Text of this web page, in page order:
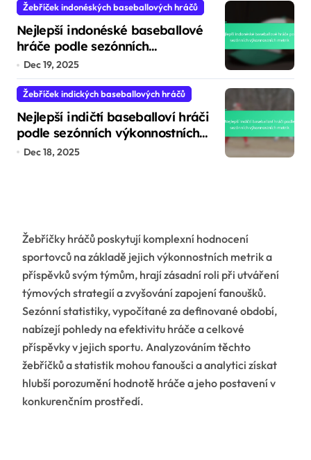
Žebříček indonéských baseballových hráčů
Nejlepší indonéské baseballové
hráče podle sezónních
výkonnostních metrik
Dec 19, 2025
Žebříček indických baseballových hráčů
Nejlepší indičtí baseballoví hráči
podle sezónních výkonnostních
metrik
Dec 18, 2025
Žebříčky hráčů poskytují komplexní hodnocení
sportovců na základě jejich výkonnostních metrik a
příspěvků svým týmům, hrají zásadní roli při utváření
týmových strategií a zvyšování zapojení fanoušků.
Sezónní statistiky, vypočítané za definované období,
nabízejí pohledy na efektivitu hráče a celkové
příspěvky v jejich sportu. Analyzováním těchto
žebříčků a statistik mohou fanoušci a analytici získat
hlubší porozumění hodnotě hráče a jeho postavení v
konkurenčním prostředí.